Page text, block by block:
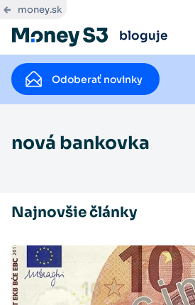
money.sk
bloguje
Odoberať novinky
nová bankovka
Najnovšie články